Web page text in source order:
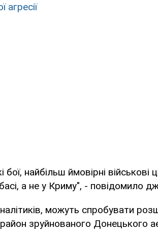
агресії
найбільш ймовірні військові
а не у Криму", - повідомило
можуть спробувати
зруйнованого Донецького